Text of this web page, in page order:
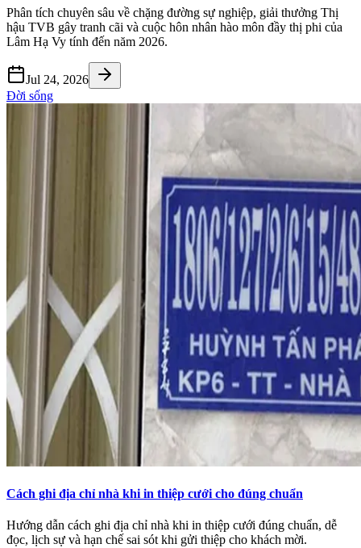
Phân tích chuyên sâu về chặng đường sự nghiệp, giải thưởng Thị
hậu TVB gây tranh cãi và cuộc hôn nhân hào môn đầy thị phi của
Lâm Hạ Vy tính đến năm 2026.
Jul 24, 2026
Đời sống
Cách ghi địa chỉ nhà khi in thiệp cưới cho đúng chuẩn
Hướng dẫn cách ghi địa chỉ nhà khi in thiệp cưới đúng chuẩn, dễ
đọc, lịch sự và hạn chế sai sót khi gửi thiệp cho khách mời.